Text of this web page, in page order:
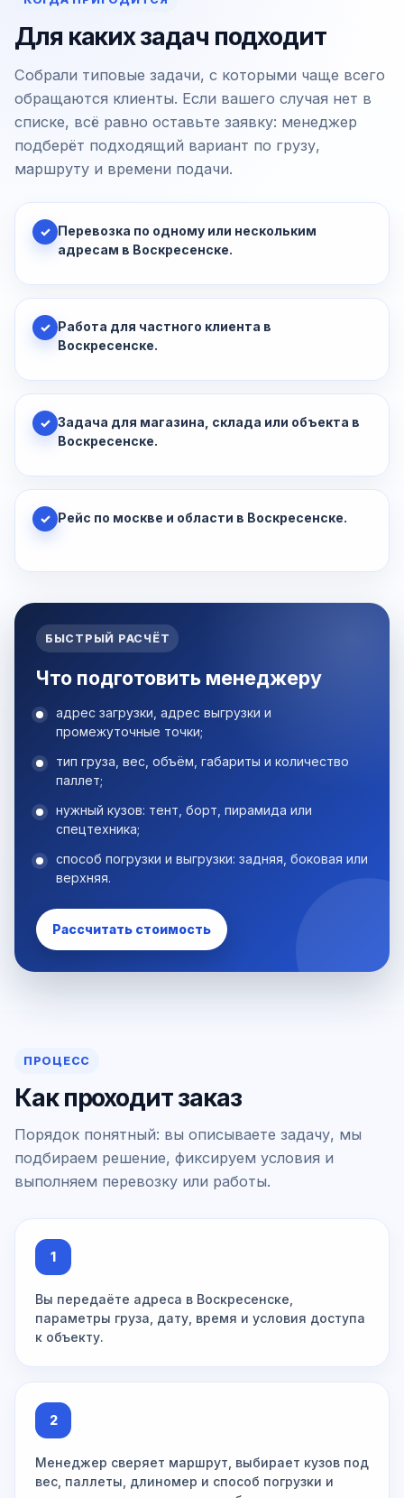
Для каких задач подходит
Собрали типовые задачи, с которыми чаще всего
обращаются клиенты. Если вашего случая нет в
списке, всё равно оставьте заявку: менеджер
подберёт подходящий вариант по грузу,
маршруту и времени подачи.
✓ Перевозка по одному или нескольким
адресам в Воскресенске.
✓ Работа для частного клиента в
Воскресенске.
✓ Задача для магазина, склада или объекта в
Воскресенске.
✓ Рейс по москве и области в Воскресенске.
БЫСТРЫЙ РАСЧЁТ
Что подготовить менеджеру
адрес загрузки, адрес выгрузки и
промежуточные точки;
тип груза, вес, объём, габариты и количество
паллет;
нужный кузов: тент, борт, пирамида или
спецтехника;
способ погрузки и выгрузки: задняя, боковая или
верхняя.
Рассчитать стоимость
ПРОЦЕСС
Как проходит заказ
Порядок понятный: вы описываете задачу, мы
подбираем решение, фиксируем условия и
выполняем перевозку или работы.
1
Вы передаёте адреса в Воскресенске,
параметры груза, дату, время и условия доступа
к объекту.
2
Менеджер сверяет маршрут, выбирает кузов под
вес, паллеты, длиномер и способ погрузки и